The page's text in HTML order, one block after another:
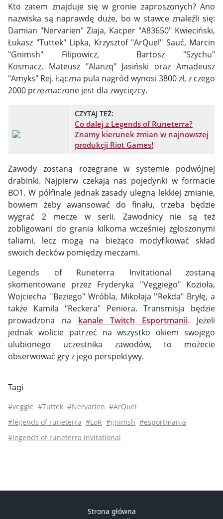
Kto zatem znajduje się w gronie zaproszonych? Ano
nazwiska są naprawdę duże, bo w stawce znaleźli się:
Damian "Nervarien" Ziaja, Kacper "A83650" Kwieciński,
Łukasz "Tuttek" Lipka, Krzysztof "ArQuel" Sauć, Marcin
"Gnimsh" Filipowicz, Bartosz "Szychu"
Kosmacz, Mateusz "Alanzq" Jasiński oraz Amadeusz
"Amyks" Rej. Łączna pula nagród wynosi 3800 zł, z czego
2000 przeznaczone jest dla zwycięzcy.
CZYTAJ TEŻ:
Co dalej z Legends of Runeterra?
Znamy kierunek zmian w najnowszej
produkcji Riot Games!
Zawody zostaną rozegrane w systemie podwójnej
drabinki. Najpierw czekają nas pojedynki w formacie
BO1. W półfinale jednak zasady ulegną lekkiej zmianie,
bowiem żeby awansować do finału, trzeba będzie
wygrać 2 mecze w serii. Zawodnicy nie są też
zobligowani do grania kilkoma wcześniej zgłoszonymi
taliami, lecz mogą na bieżąco modyfikować skład
swoich decków pomiędzy meczami.
Legends of Runeterra Invitational zostaną
skomentowane przez Fryderyka ''Veggiego" Kozioła,
Wojciecha ''Beziego" Wróbla, Mikołaja ''Rekda" Bryłę, a
także Kamila "Reckera" Peniera. Transmisja będzie
prowadzona na kanale Twitch Esportmanii. Jeżeli
jednak wolicie patrzeć na wszystko okiem swojego
ulubionego uczestnika zawodów, to możecie
obserwować gry z jego perspektywy.
Tagi
#veggie #Tuttek #Nervarien #ArQuel
#legends of runeterra #LoR #gnimsh #esportmania
#legends of runeterra invitational
Strona główna